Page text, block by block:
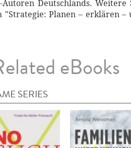
Deutschlands. Weitere
"Strategie: Planen – erklären –
eBooks
SERIES